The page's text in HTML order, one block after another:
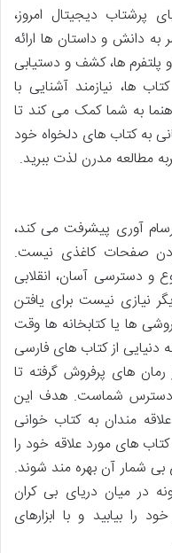
پرشتاب دیجیتال امروز،
دانش و داستان ها ارائه
ها، کشف و دستیابی
ها، نیازمند آشنایی با
به شما کمک می کند تا
به کتاب های دلخواه خود
مطالعه مدرن لذت ببرید.
آوری پیشرفت می کند،
صفحات کاغذی نیست.
و دسترسی آسان، انقلابی
نیازی نیست برای یافتن
ها یا کتابخانه ها وقت
دنیایی از کتاب های فارسی
های پرفروش گرفته تا
دسترس شماست. هدف این
مندان به کتاب خوانی
های مورد علاقه خود را
بی شمار آن بهره مند شوند.
در میان دریای بی کران
را بیابید و با ابزارهای